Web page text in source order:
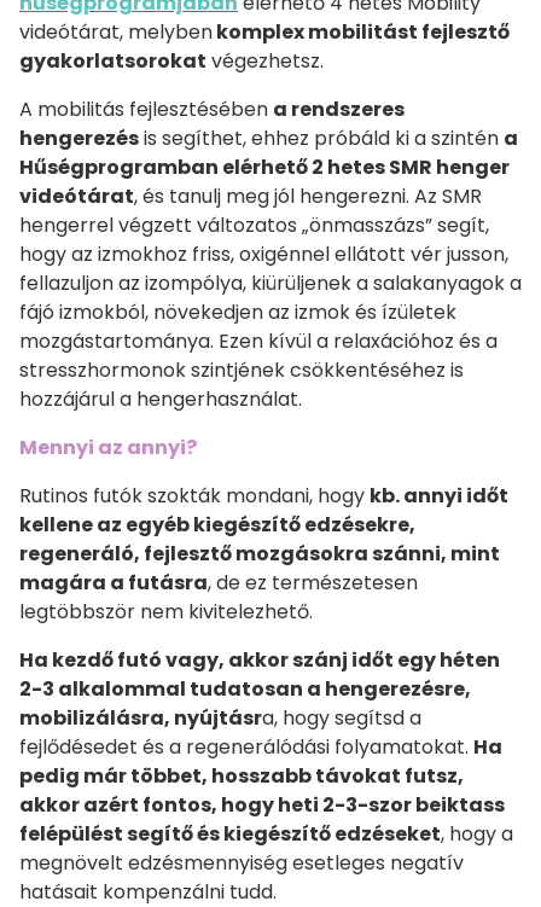
videótárat, melybenkomplex mobilitást fejlesztő
gyakorlatsorokat végezhetsz.
A mobilitás fejlesztésében a rendszeres
hengerezésis segíthet, ehhez próbáld ki a szintén a
Hűségprogramban elérhető 2 hetes SMR henger
videótárat, és tanulj meg jól hengerezni. Az SMR
hengerrel végzett változatos „önmasszázs” segít,
hogy az izmokhoz friss, oxigénnel ellátott vér jusson,
fellazuljon az izompólya, kiürüljenek a salakanyagok a
fájó izmokból, növekedjen az izmok és ízületek
mozgástartománya. Ezen kívül a relaxációhoz és a
stresszhormonok szintjének csökkentéséhez is
hozzájárul a hengerhasználat.
Mennyi az annyi?
Rutinos futók szokták mondani, hogy kb. annyi időt
kellene az egyéb kiegészítő edzésekre,
regeneráló, fejlesztő mozgásokra szánni, mint
magára a futásra, de ez természetesen
legtöbbször nem kivitelezhető.
Ha kezdő futó vagy, akkor szánj időt egy héten
2-3 alkalommal tudatosan a hengerezésre,
mobilizálásra, nyújtásra, hogy segítsd a
fejlődésedet és a regenerálódási folyamatokat. Ha
pedig már többet, hosszabb távokat futsz,
akkor azért fontos, hogy heti 2-3-szor beiktass
felépülést segítő és kiegészítő edzéseket, hogy a
megnövelt edzésmennyiség esetleges negatív
hatásait kompenzálni tudd.